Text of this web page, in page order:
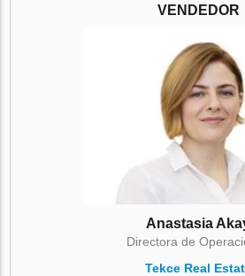
VENDEDOR
Anastasia
Directora de
Tekce Real